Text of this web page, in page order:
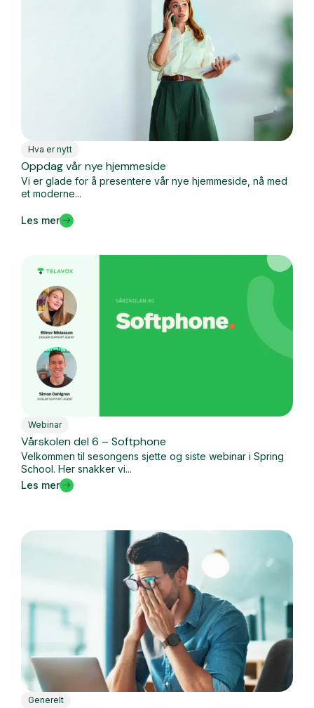
Hva er nytt
Oppdag vår nye hjemmeside
Vi er glade for å presentere vår nye hjemmeside, nå med
et moderne...
Les mer
Webinar
Vårskolen del 6 – Softphone
Velkommen til sesongens sjette og siste webinar i Spring
School. Her snakker vi...
Les mer
Generelt